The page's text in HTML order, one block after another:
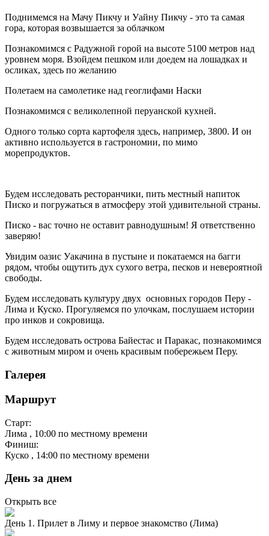
Поднимемся на Мачу Пикчу и Уайну Пикчу - это та самая
гора, которая возвышается за облачком
Познакомимся с Радужной горой на высоте 5100 метров над
уровнем моря. Взойдем пешком или доедем на лошадках и
осликах, здесь по желанию
Полетаем на самолетике над геоглифами Наски
Познакомимся с великолепной перуанской кухней.
Одного только сорта картофеля здесь, например, 3800. И он
активно используется в гастрономии, по мимо
морепродуктов.
Будем исследовать ресторанчики, пить местный напиток
Писко и погружаться в атмосферу этой удивительной страны.
Писко - вас точно не оставит равнодушным! Я ответственно
заверяю!
Увидим оазис Уакачина в пустыне и покатаемся на багги
рядом, чтобы ощутить дух сухого ветра, песков и невероятной
свободы.
Будем исследовать культуру двух основных городов Перу -
Лима и Куско. Прогуляемся по улочкам, послушаем истории
про инков и сокровища.
Будем исследовать острова Байестас и Паракас, познакомимся
с животным миром и очень красивым побережьем Перу.
Галерея
Маршрут
Старт:
Лима , 10:00 по местному времени
Финиш:
Куско , 14:00 по местному времени
День за днем
Открыть все
День 1. Прилет в Лиму и первое знакомство (Лима)